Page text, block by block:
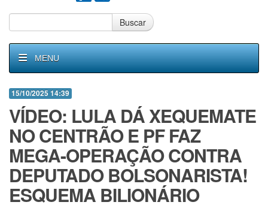
Buscar
MENU
15/10/2025 14:39
VÍDEO: LULA DÁ XEQUEMATE
NO CENTRÃO E PF FAZ
MEGA-OPERAÇÃO CONTRA
DEPUTADO BOLSONARISTA!
ESQUEMA BILIONÁRIO